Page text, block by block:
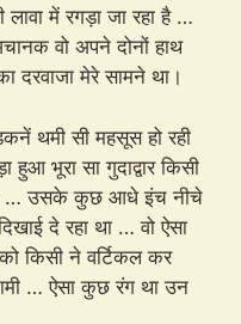
में रगड़ा जा रहा है …
वो अपने दोनों हाथ
मेरे सामने था।
थमी सी महसूस हो रही
भूरा सा गुदाद्वार किसी
… उसके कुछ आधे इंच नीचे
दे रहा था … वो ऐसा
किसी ने वर्टिकल कर
… ऐसा कुछ रंग था उन